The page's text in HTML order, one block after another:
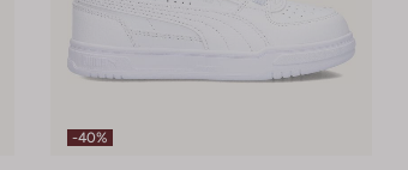
-40%